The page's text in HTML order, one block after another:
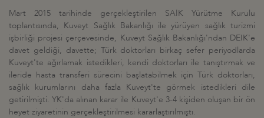
Mart 2015 tarihinde gerçekleştirilen SAİK Yürütme Kurulu
toplantısında, Kuveyt Sağlık Bakanlığı ile yürüyen sağlık turizmi
işbirliği projesi çerçevesinde, Kuveyt Sağlık Bakanlığı'ndan DEIK'e
davet geldiği, davette; Türk doktorları birkaç sefer periyodlarda
Kuveyt'te ağırlamak istedikleri, kendi doktorları ile tanıştırmak ve
ileride hasta transferi sürecini başlatabilmek için Türk doktorları,
sağlık kurumlarını daha fazla Kuveyt'te görmek istedikleri dile
getirilmişti. YK'da alınan karar ile Kuveyt'e 3-4 kişiden oluşan bir ön
heyet ziyaretinin gerçekleştirilmesi kararlaştırılmıştı.